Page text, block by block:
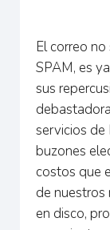
El correo
SPAM, es
sus
servicios de
buzones
costos que
de nuestros
en disco,